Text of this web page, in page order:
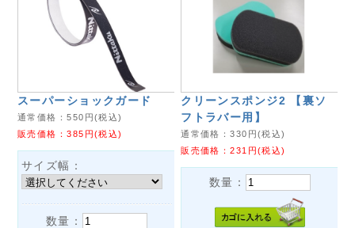
スーパーショックガード
通常価格：550 円(税込)
販売価格：385 円(税込)
サイズ幅：
数量：
クリーンスポンジ2 【裏ソ
フトラバー用】
通常価格：330 円(税込)
販売価格：231 円(税込)
数量：